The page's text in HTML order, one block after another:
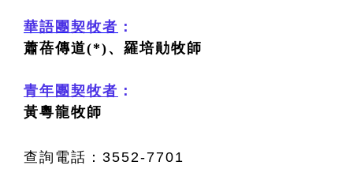
華語團契牧者 ：
蕭蓓傳道(*)、羅培勛牧師
青年團契牧者 ：
黃粵龍牧師
查詢電話：3552-7701